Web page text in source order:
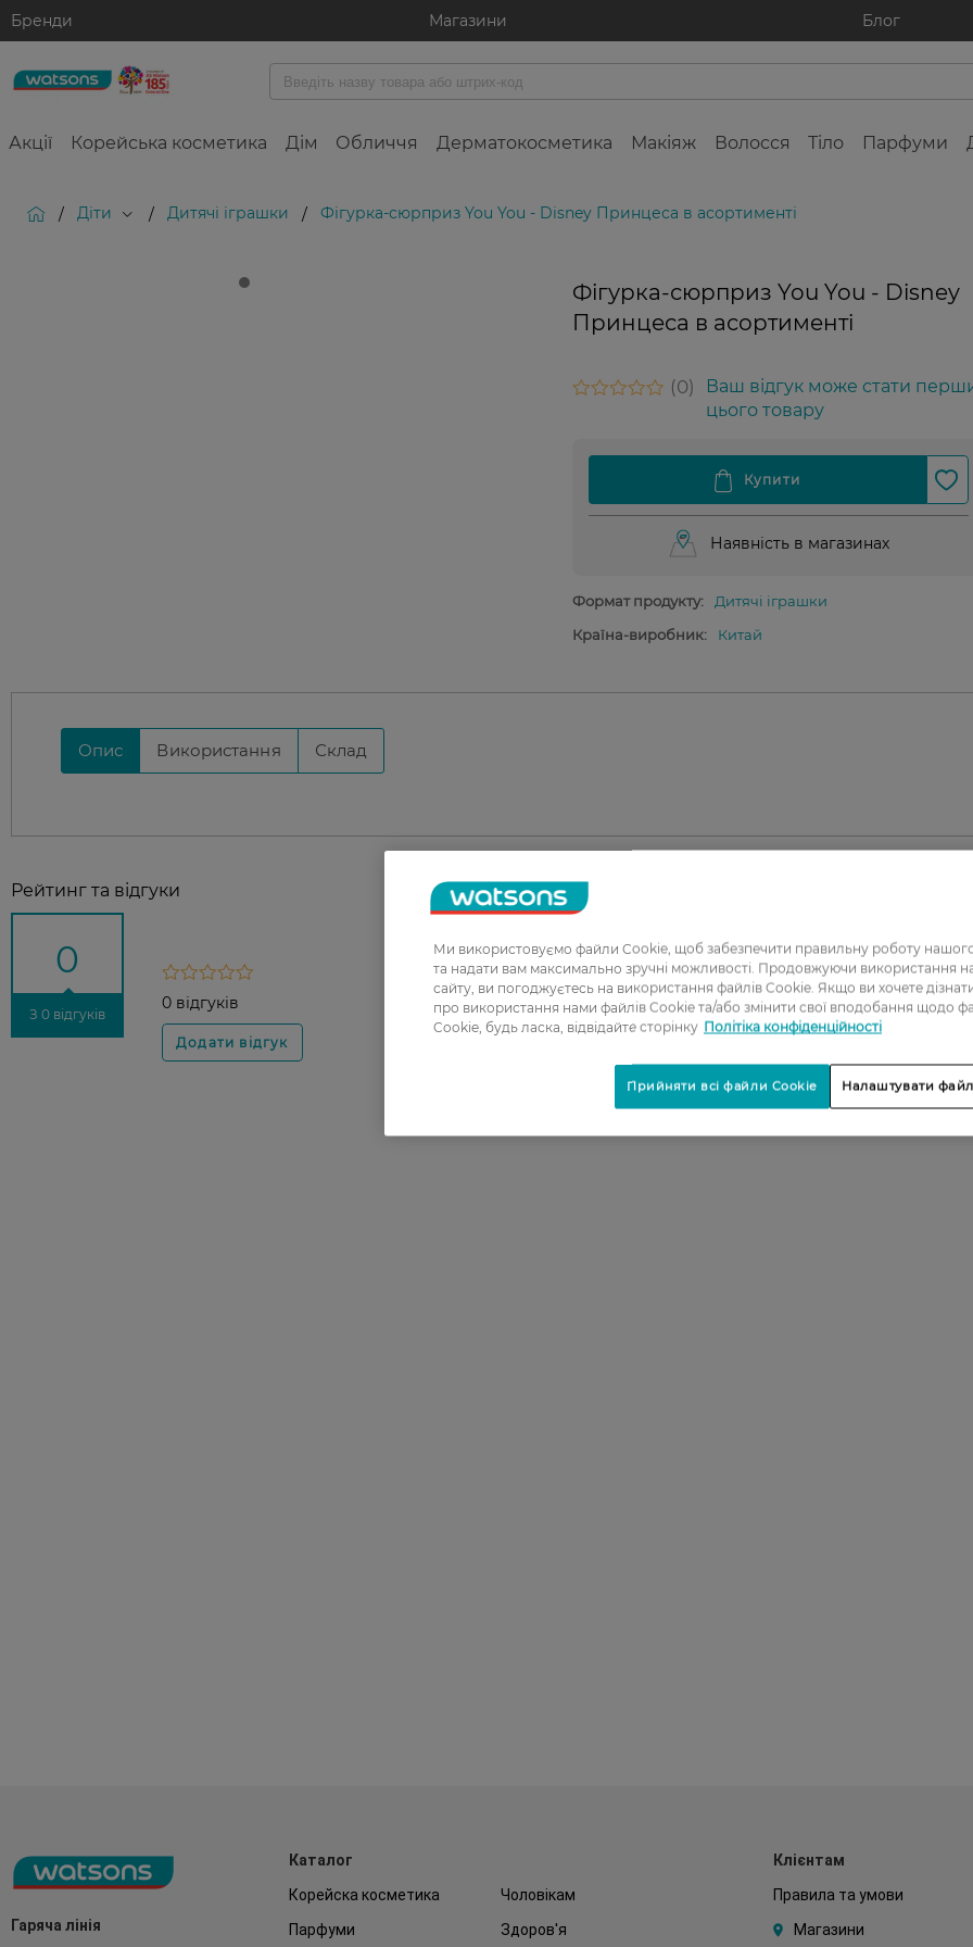
Бренди Магазини Блог
Акції Корейська косметика Дім Обличчя Дерматокосметика Макіяж Волосся Тіло Парфуми
/ Діти / Дитячі іграшки / Фігурка-сюрприз You You - Disney Принцеса в асортименті
Фігурка-сюрприз You You - Disney
Принцеса в асортименті
0
Ваш відгук може стати
цього товару
Наявність в магазинах
Формат продукту:
Дитячі іграшки
Країна-виробник:
Китай
Опис Використання Склад
Рейтинг та відгуки
0
З 0 відгуків
0 відгуків
2
3
5
Гаряча лінія
Каталог
Корейска косметика
Чоловікам
Парфуми
Здоров'я
Клієнтам
Правила та умови
Магазини
Ми використовуємо файли Cookie, щоб забезпечити правильну роботу
та надати вам максимально зручні можливості. Продовжуючи використання
сайту, ви погоджуєтесь на використання файлів Cookie. Якщо ви хочете
про використання нами файлів Cookie та/або змінити свої вподобання щодо
Cookie, будь ласка, відвідайте сторінку Політіка конфіденційності
Налаштувати
Прийняти всі файли Cookie